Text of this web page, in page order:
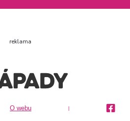
reklama
O webu |